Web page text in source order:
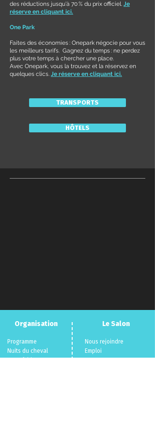
des réductions jusqu'à 70 % du prix officiel. Je
réserve en cliquant ici.
One Park
Faites des économies : Onepark négocie pour vous
les meilleurs tarifs. Gagnez du temps : ne perdez
plus votre temps à chercher une place.
Avec Onepark, vous la trouvez et la réservez en
quelques clics. Je réserve en cliquant ici.
TRANSPORTS
HÔTELS
Organisation Le Salon
Nous rejoindre
Emploi
Programme
Nuits du cheval